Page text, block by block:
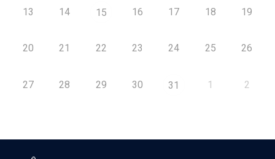
13 14 15 16 17 18 19
20 21 22 23 24 25 26
27 28 29 30 31 1 2